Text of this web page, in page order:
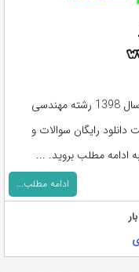
دفترچه سوالات و پاسخ کلیدی آزمون دکتری سال 1398 رشته مهندسی
رایگان سوالات و
ادامه مطلب...